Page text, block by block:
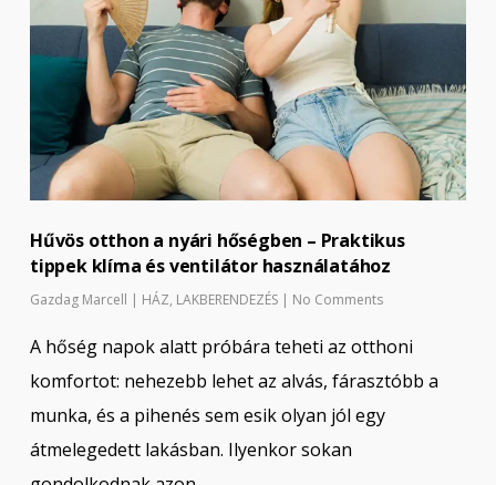
Hűvös otthon a nyári hőségben – Praktikus
tippek klíma és ventilátor használatához
Gazdag Marcell | HÁZ, LAKBERENDEZÉS | No Comments
A hőség napok alatt próbára teheti az otthoni
komfortot: nehezebb lehet az alvás, fárasztóbb a
munka, és a pihenés sem esik olyan jól egy
átmelegedett lakásban. Ilyenkor sokan